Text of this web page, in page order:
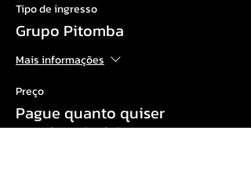
Tipo de ingresso
Grupo Pitomba
Mais informações
Preço
Pague quanto quiser
+Taxa de serviço de ingresso